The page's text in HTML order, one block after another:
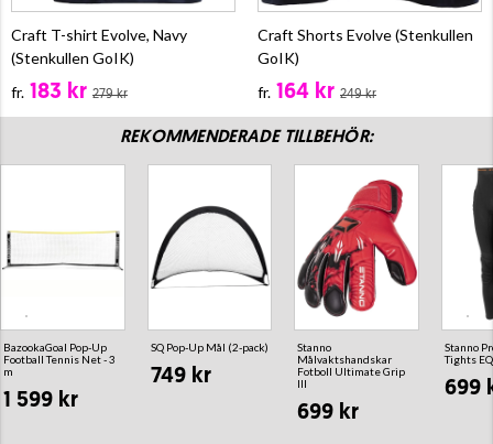
Craft T-shirt Evolve, Navy
(Stenkullen GoIK)
fr. 183 kr 279 kr
Craft Shorts Evolve (Stenkullen
GoIK)
fr. 164 kr 249 kr
REKOMMENDERADE TILLBEHÖR:
BazookaGoal Pop-Up
Football Tennis Net - 3
m
1 599 kr
SQ Pop-Up Mål (2-pack)
749 kr
Stanno
Målvaktshandskar
Fotboll Ultimate Grip
III
699 kr
Stanno
Tights
699